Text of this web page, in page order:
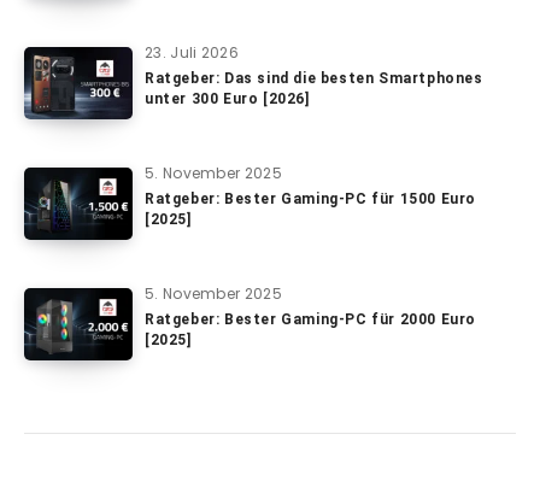
23. Juli 2026
Ratgeber: Das sind die besten Smartphones
unter 300 Euro [2026]
5. November 2025
Ratgeber: Bester Gaming-PC für 1500 Euro
[2025]
5. November 2025
Ratgeber: Bester Gaming-PC für 2000 Euro
[2025]